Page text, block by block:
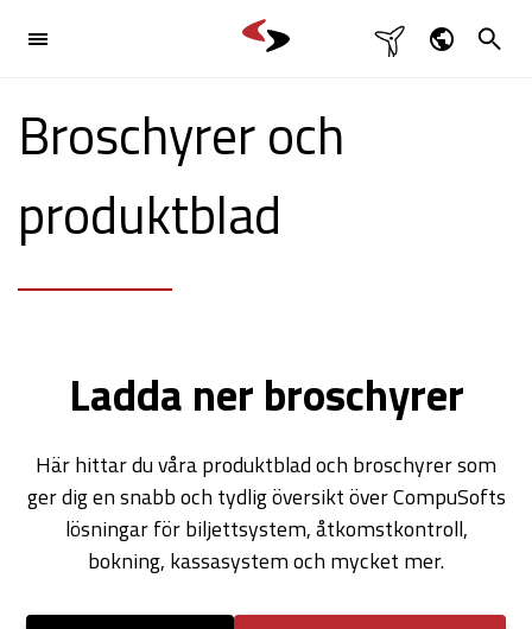
Branschlösning
Referenser

Broschyrer och
produktblad
Ladda ner broschyrer
Här hittar du våra produktblad och broschyrer som
ger dig en snabb och tydlig översikt över CompuSofts
lösningar för biljettsystem, åtkomstkontroll,
bokning, kassasystem och mycket mer.